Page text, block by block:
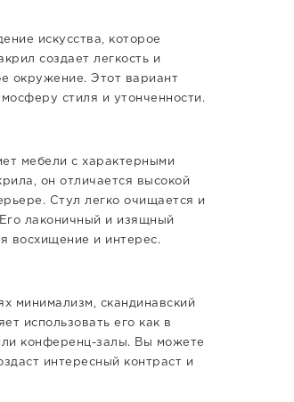
искусства, которое
создает легкость и
окружение. Этот вариант
стиля и утонченности.
мебели с характерными
он отличается высокой
Стул легко очищается и
лаконичный и изящный
восхищение и интерес.
минимализм, скандинавский
использовать его как в
конференц-залы. Вы можете
интересный контраст и